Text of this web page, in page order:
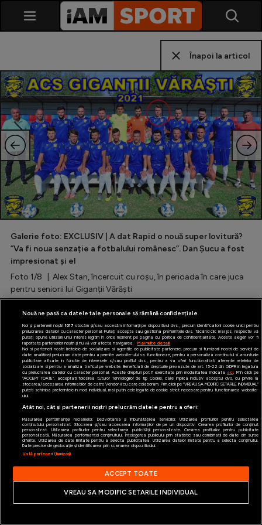
SuperLiga
Liga 2
Cupa României
Echipa Națională
U21
Fotbal feminin
Special
Inedit
Clasamente
Champions League
Europa League
CM 2026
Premier League
Înapoi la articol
Galerie foto: EXCLUSIV | A dat Rapid o nouă super lovitură?
”Va fi noua senzație a fotbalului românesc”. Dan Șucu a fost
impresionat și el
Foto 1/8 | Alex Stan, încercuit cu roșu, în perioada în care juca
pentru seniorii lui Giganții Vărăști
Nouă ne pasă ca datele tale personale să rămână confidențiale
Noi și partenerii noștri 1017stocăm și/sau accesăm informații pe dispozitivul dvs., precum identificatorii cookie unici pentru
prelucrarea datelor cu caracter personal. Puteți accepta sau gestiona preferințele dvs. făcând clic mai jos, respectiv vă
puteți opune utilizării unui interes legitim în orice moment pe pagina cu politica de confidențialitate. Aceste alegeri vor fi
raportate partenerilor noștri și nu vă vor afecta navigarea.
Mai multe detalii
Noi si partenerii nostri (retelele de socializare si agentiile de publicitate partenere, precum si furnizorii nostri de servicii de
date analitice) prelucram date pentru a permite website-ului sa functioneze, pentru a personaliza continutul si anunturile
publicitare afisate in functie de interesele si/sau profilul dvs., pentru a va oferi functionalitati aferente retelelor de
socializare si pentru a analiza traficul pe website. Beneficiati de drepturile prevazute de art. 15-22 din GDPR in legatura
cu prelucrarea datelor cu caracter personal. Aceste drepturi pot fi exercitate prin modalitatea indicata aici. Prin click pe
“ACCEPT TOATE”, acceptati folosirea tuturor Tehnologiilor de tip Cookie, care implica inclusiv acceptul dvs. cu privire la
stocarea/accesarea informatiilor de catre Vendor-ii cu care colaboram. Prin click pe “VREAU SA MODIFIC SETARILE INDIVIDUAL”
puteti schimba preferintele in mod individual, mai putin cele legate de cookie strict necesare pentru functionarea website-
ului.
Atât noi, cât și partenerii noștri prelucrăm datele pentru a oferi:
Măsurarea performanței reclamelor. Dezvoltarea și îmbunătățirea serviciilor. Utilizarea profilurilor pentru selectarea
conținutului personalizat. Stocarea și/sau accesarea informațiilor de pe un dispozitiv. Crearea profilurilor de conținut
personalizat. Utilizarea profilurilor pentru selectarea publicității personalizate. Crearea profilurilor pentru publicitate
personalizată. Măsurarea performanței conținutului. Înțelegerea publicului prin statistici sau combinații de date din surse
diferite. Utilizarea de date limitate pentru a selecta publicitatea. Utilizarea datelor limitate pentru a selecta conținutul.
Date precise de geolocație și identificarea prin scanarea dispozitivului.
Listă parteneri (furnizori)
ACCEPT TOATE
VREAU SA MODIFIC SETARILE INDIVIDUAL